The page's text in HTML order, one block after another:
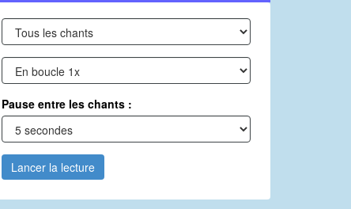
Pause entre les chants :
Lancer la lecture